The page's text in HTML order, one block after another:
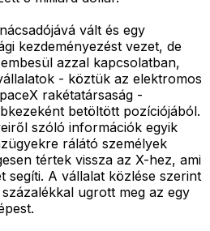
vált és egy
kezdeményezést vezet, de
azzal kapcsolatban,
- köztük az elektromos
rakétatársaság -
betöltött pozíciójából.
szóló információk egyik
rálátó személyek
tértek vissza az X-hez, ami
segíti. A vállalat közlése szerint
ugrott meg az egy